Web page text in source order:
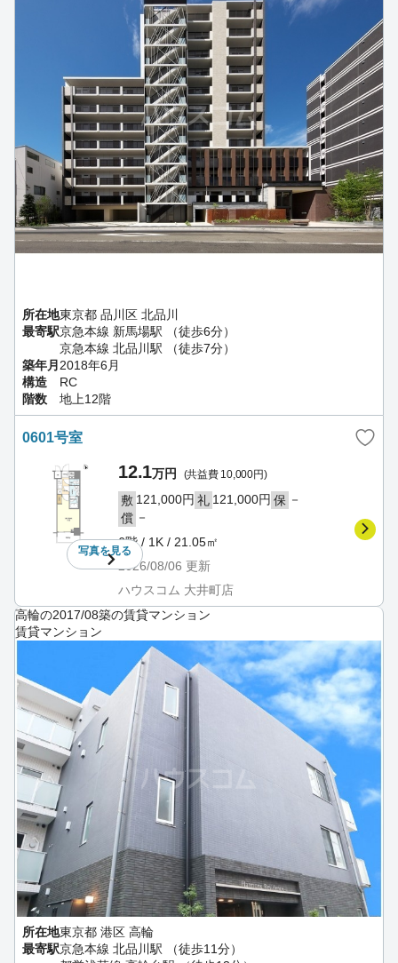
所在地東京都 品川区 北品川
最寄駅京急本線 新馬場駅 （徒歩6分）
京急本線 北品川駅 （徒歩7分）
築年月 2018年6月
構造
RC
階数
地上12階
0601号室
写真を見る
12.1万円 (共益費 10,000円)
敷 121,000円 礼 121,000円 保 －
償 －
6階 / 1K / 21.05㎡
2026/08/06 更新
ハウスコム 大井町店
高輪の2017/08築の賃貸マンション
賃貸マンション
所在地東京都 港区 高輪
最寄駅京急本線 北品川駅 （徒歩11分）